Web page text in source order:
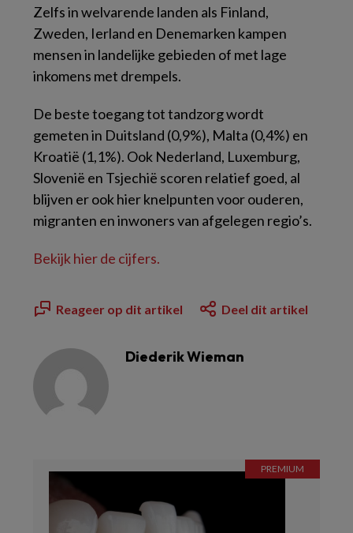
Zelfs in welvarende landen als Finland,
Zweden, Ierland en Denemarken kampen
mensen in landelijke gebieden of met lage
inkomens met drempels.
De beste toegang tot tandzorg wordt
gemeten in Duitsland (0,9%), Malta (0,4%) en
Kroatië (1,1%). Ook Nederland, Luxemburg,
Slovenië en Tsjechië scoren relatief goed, al
blijven er ook hier knelpunten voor ouderen,
migranten en inwoners van afgelegen regio’s.
Bekijk hier de cijfers.
Reageer op dit artikel Deel dit artikel
Diederik Wieman